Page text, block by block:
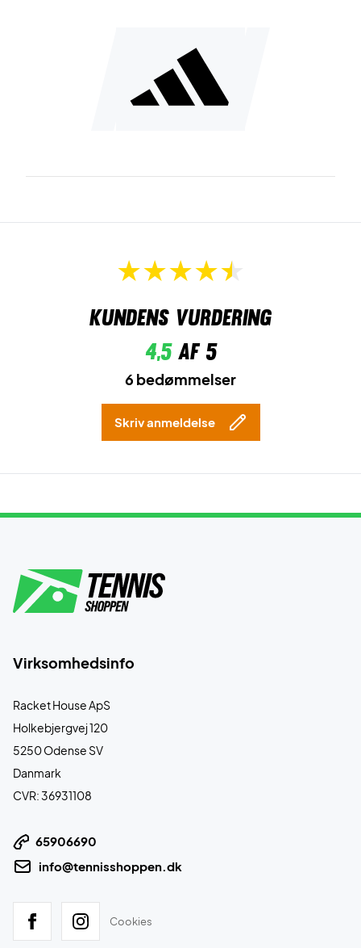
Kundens vurdering
4,5af 5
6 bedømmelser
Skriv anmeldelse
Virksomhedsinfo
Racket House ApS
Holkebjergvej 120
5250 Odense SV
Danmark
CVR: 36931108
65906690
info@tennisshoppen.dk
Cookies